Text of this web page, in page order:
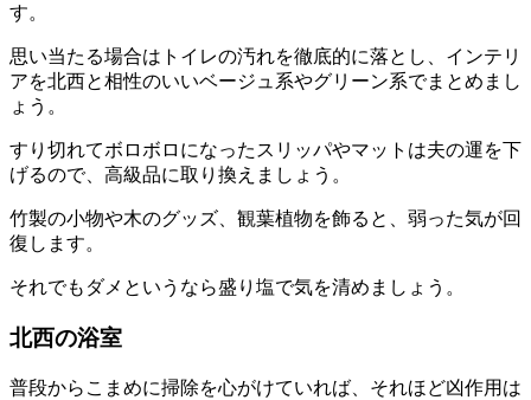
す。
思い当たる場合はトイレの汚れを徹底的に落とし、インテリ
アを北西と相性のいいベージュ系やグリーン系でまとめまし
ょう。
すり切れてボロボロになったスリッパやマットは夫の運を下
げるので、高級品に取り換えましょう。
竹製の小物や木のグッズ、観葉植物を飾ると、弱った気が回
復します。
それでもダメというなら盛り塩で気を清めましょう。
北西の浴室
普段からこまめに掃除を心がけていれば、それほど凶作用は